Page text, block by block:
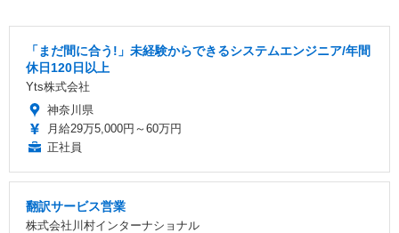
「まだ間に合う!」未経験からできるシステムエンジニア/年間
休日120日以上
Yts株式会社
神奈川県
月給29万5,000円～60万円
正社員
翻訳サービス営業
株式会社川村インターナショナル